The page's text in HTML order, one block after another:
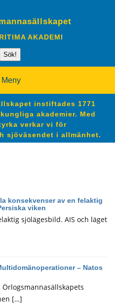
AKADEMI
Sök!
Meny
instiftades 1771
akademier. Med
verkar vi för
sjöväsendet i allmänhet.
konsekvenser av en felaktig
viken
sjölägesbild. AIS och läget
– Natos
[…]